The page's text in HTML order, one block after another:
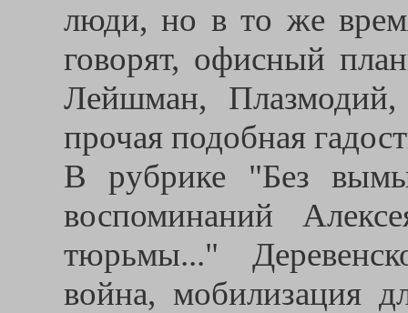
люди, но в то же
говорят, офисный
Лейшман,
прочая подобная
В рубрике "Без
воспоминаний
тюрьмы..."
война, мобилизация